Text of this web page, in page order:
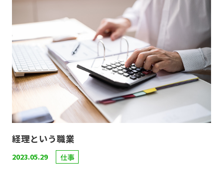
2023.05.29 仕事
経理という職業